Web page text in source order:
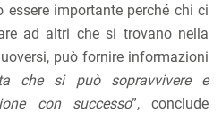
importante perché chi ci
ad altri che si trovano nella
può fornire informazioni
che si può sopravvivere e
con successo”, conclude